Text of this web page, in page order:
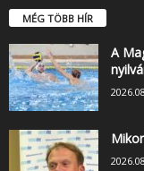
MÉG TÖBB HÍR
A